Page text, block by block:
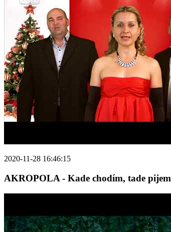
2020-11-28 16:46:15
AKROPOLA - Kade chodím, tade pijem